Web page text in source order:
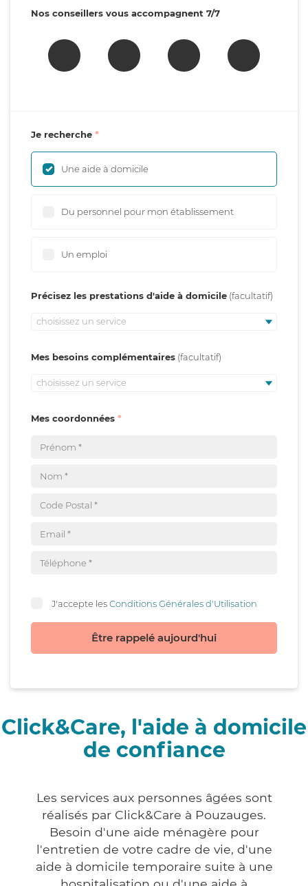
Nos conseillers vous accompagnent 7/7
Je recherche
Une aide à domicile
Du personnel pour mon établissement
Un emploi
Précisez les prestations d'aide à domicile
choisissez un service
Mes besoins complémentaires
choisissez un service
Mes coordonnées
J'accepte lesConditions Générales d'Utilisation
Être rappelé aujourd'hui
Click&Care, l'aide à domicile
de confiance
Les services aux personnes âgées sont
réalisés par Click&Care à Pouzauges.
Besoin d'une aide ménagère pour
l'entretien de votre cadre de vie, d'une
aide à domicile temporaire suite à une